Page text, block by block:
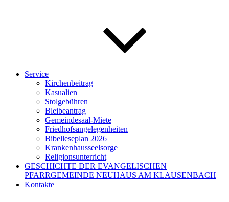
Service
Kirchenbeitrag
Kasualien
Stolgebühren
Bleibeantrag
Gemeindesaal-Miete
Friedhofsangelegenheiten
Bibelleseplan 2026
Krankenhausseelsorge
Religionsunterricht
GESCHICHTE DER EVANGELISCHEN
PFARRGEMEINDE NEUHAUS AM KLAUSENBACH
Kontakte